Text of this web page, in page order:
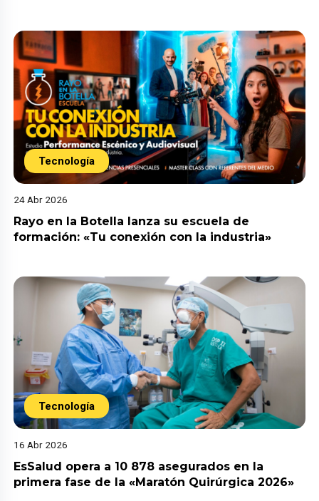
Tecnología
24 Abr 2026
Rayo en la Botella lanza su escuela de
formación: «Tu conexión con la industria»
Tecnología
16 Abr 2026
EsSalud opera a 10 878 asegurados en la
primera fase de la «Maratón Quirúrgica 2026»